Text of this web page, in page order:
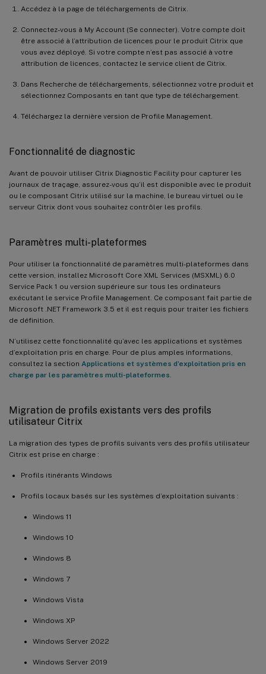
Accédez à la page de téléchargements de Citrix.
Connectez-vous à My Account (Se connecter). Votre compte doit
être associé à l’attribution de licences pour le produit Citrix que
vous avez déployé. Si votre compte n’est pas associé à votre
attribution de licences, contactez le service client de Citrix.
Dans Recherche de téléchargements, sélectionnez votre produit et
sélectionnez Composants en tant que type de téléchargement.
Téléchargez la dernière version de Profile Management.
Fonctionnalité de diagnostic
Avant de pouvoir utiliser Citrix Diagnostic Facility pour capturer les
journaux de traçage, assurez-vous qu’il est disponible avec le produit
ou le composant Citrix utilisé sur la machine, le bureau virtuel ou le
serveur Citrix dont vous souhaitez contrôler les profils.
Paramètres multi-plateformes
Pour utiliser la fonctionnalité de paramètres multi-plateformes dans
cette version, installez Microsoft Core XML Services (MSXML) 6.0
Service Pack 1 ou version supérieure sur tous les ordinateurs
exécutant le service Profile Management. Ce composant fait partie de
Microsoft .NET Framework 3.5 et il est requis pour traiter les fichiers
de définition.
N’utilisez cette fonctionnalité qu’avec les applications et systèmes
d’exploitation pris en charge. Pour de plus amples informations,
consultez la section Applications et systèmes d’exploitation pris en
charge par les paramètres multi-plateformes
Migration de profils existants vers des profils
utilisateur Citrix
La migration des types de profils suivants vers des profils utilisateur
Citrix est prise en charge :
Profils itinérants Windows
Profils locaux basés sur les systèmes d’exploitation suivants :
Windows 11
Windows 10
Windows 8
Windows 7
Windows Vista
Windows XP
Windows Server 2022
Windows Server 2019